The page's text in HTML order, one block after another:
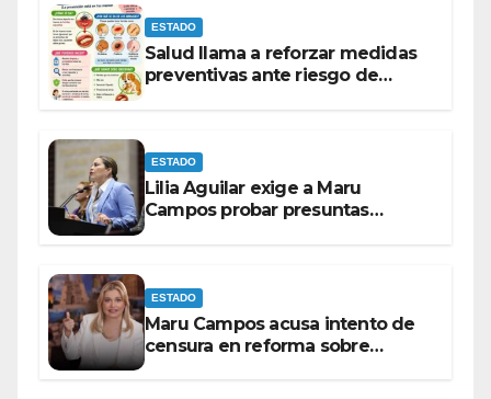
ESTADO
Salud llama a reforzar medidas
preventivas ante riesgo de
ESTADO
Lilia Aguilar exige a Maru
Campos probar presuntas
ESTADO
Maru Campos acusa intento de
censura en reforma sobre